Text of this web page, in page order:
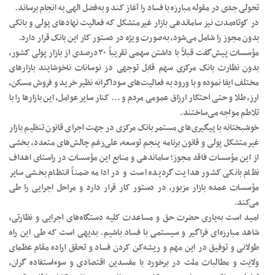
تحولی جدی در مقوله مبارزه با فساد را آغاز کند و به‌فضل الهی به انجام برساند.
در کوتاه‌مدت نیز ساماندهی بازار غیرمتشکل که فعالیت نهادهای پولی و بانکی
بدون مجوز را شامل می‌شود، به‌صورت ویژه در دستور کار این بانک قرار دارد.
مؤسسات پیش‌گفت قبلاً با داشتن سهمی تقریباً ۳۰درصدی از بازار پولی کشور،
بدون نظارت بانک مرکزی سهم قابل توجهی در نوسانات ناخوشایند بازارهای
مختلف ایفا ‌نموده و با ورود به فعالیت‌های سوداگرانه نظیر خرید و فروش مسکن،
ارز، طلا و حتی احتکار ارزاق عمومی مردم و … کنار سایر عوامل، این بازارها را با
تلاطم مواجه می‌ساختند.
خوشبختانه با پیگیری‌های مستمر بانک مرکزی در جهت اجرای قانون تنظیم بازار
غیرمتشکل پولی و قانون برنامه پنجم توسعه، علی‌رغم چالش‌های متعدد، بخشی
از این مؤسسات فاقد مجوز؛ ساماندهی و منابع این مؤسسات در راستای اهداف
نظام بانکی کشور هدایت گردیده است و در ادامه ضمناً انتظام بخشی سایر
مؤسسات عمده بازار مزبور، در دستور کار قرار دارد و مراحل اجرایی را طی
می‌کند.
امید است به‌یاری حضرت حق و مساعدت کلیه دستگاه‌های اجرایی و نظارتی،
شاهد مبارزه‌ای فراگیر و سیستمی با فساد باشیم. بدیهی است که طی این راه
طولانی و توفیق در این مهم و ریشه‌کن کردن فساد و تحقق اراده مقام عظمای
ولایت و مطالبات ملت در برخورد با مفسدین اقتصادی و سوءاستفاده گران،